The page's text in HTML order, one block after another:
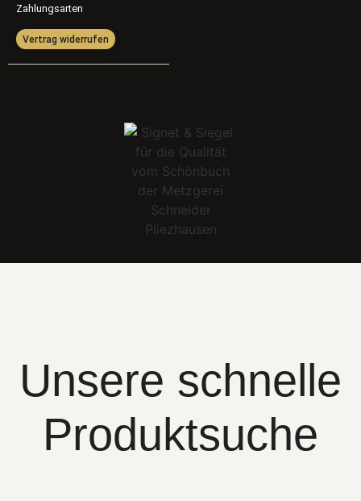
Zahlungsarten
Vertrag widerrufen
Unsere schnelle
Produktsuche